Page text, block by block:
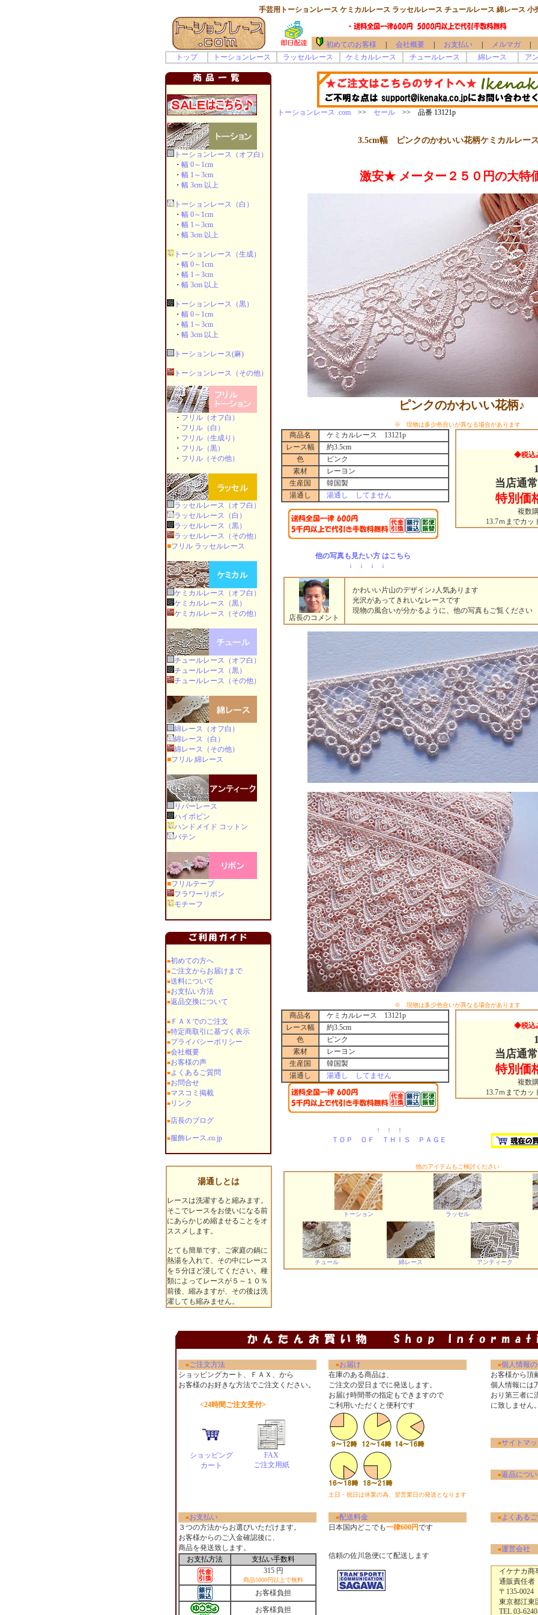
手芸用トーションレース ケミカルレース ラッセルレース チュールレース 綿レース 小
初めてのお客様 会社概要| お支払い| メルマガ|
トップ
トーションレース ラッセルレース ケミカルレース チュールレース 綿レース ア
トーションレース（オフ白）
・ 幅 0～1cm
・ 幅 1～3cm
・ 幅 3cm 以上
トーションレース（白）
・ 幅 0～1cm
・ 幅 1～3cm
・ 幅 3cm 以上
トーションレース（生成）
・ 幅 0～1cm
・ 幅 1～3cm
・ 幅 3cm 以上
トーションレース（黒）
・ 幅 0～1cm
・ 幅 1～3cm
・ 幅 3cm 以上
トーションレース(麻)
トーションレース（その他）
・ フリル（オフ白）
・ フリル（白）
・ フリル（生成り）
・ フリル（黒）
・ フリル（その他）
ラッセルレース（オフ白）
ラッセルレース（白）
ラッセルレース（黒）
ラッセルレース（その他）
■フリル ラッセルレース
ケミカルレース（オフ白）
ケミカルレース（黒）
ケミカルレース（その他）
チュールレース（オフ白）
チュールレース（黒）
チュールレース（その他）
綿レース（オフ白）
綿レース（白）
綿レース（その他）
■フリル 綿レース
リバーレース
ハイボビン
ハンドメイド コットン
バテン
■フリルテープ
フラワーリボン
モチーフ
■初めての方へ
■ご注文からお届けまで
■送料について
■お支払い方法
■返品交換について
■ＦＡＸでのご注文
■特定商取引に基づく表示
■プライバシーポリシー
■会社概要
■お客様の声
■よくあるご質問
■お問合せ
■マスコミ掲載
■リンク
■店長のブログ
■服飾レース.co.jp
湯通しとは
レースは洗濯すると縮みます。
そこでレースをお使いになる前
にあらかじめ縮ませることをオ
ススメします。
とても簡単です。ご家庭の鍋に
熱湯を入れて、その中にレース
を５分ほど浸してください。種
類によってレースが５～１０％
前後、縮みますが、その後は洗
濯しても縮みません。
トーションレース .com>> セール>> 品番 13121p
3.5cm幅 ピンクのかわいい花柄ケミカルレー
激安★ メーター２５０円の大特
ピンクのかわいい花柄♪
※ 現物は多少色合いが異なる場合があります
商品名
ケミカルレース 13121p
レース幅
約3.5cm
色
ピンク
素材
レーヨン
生産国
韓国製
湯通し
湯通し してません
◆税込
当店通
特別
複数
13.7ｍまでカッ
他の写真も見たい方 はこちら
↓ ↓ ↓ ↓
店長のコメント
かわいい片山のデザイン♪人気あります
光沢があってきれいなレースです
現物の風合いが分かるように、他の写真もご覧くださ
※ 現物は多少色合いが異なる場合があります
商品名
ケミカルレース 13121p
レース幅
約3.5cm
色
ピンク
素材
レーヨン
生産国
韓国製
湯通し
湯通し してません
◆税込
当店通
特別
複数
13.7ｍまでカッ
↑ ↑ ↑
ＴＯＰ ＯＦ ＴＨＩＳ ＰＡＧＥ
他のアイテムもご検討ください
トーション ラッセル
チュール 綿レース アンティーク
■ご注文方法 ■お届け ■個人情報
ショッピングカート、ＦＡＸ、から
お客様のお好きな方法でご注文ください。
<24時間ご注文受付>
ショッピング
カート
FAX
ご注文用紙
在庫のある商品は、
ご注文の翌日までに発送します。
お届け時間帯の指定もできますので
ご利用いただくと便利です
土日・祝日は休業の為、翌営業日の発送となります
お客様から頂
個人情報には
おり第三者に
に致しません
■サイトマ
■返品につ
■お支払い
３つの方法からお選びいただけます。
お客様からのご入金確認後に、
商品を発送致します。
お支払方法
支払い手数料
315 円
商品5000円以上で無料
お客様負担
お客様負担
■配送料金
日本国内どこでも一律600円です
信頼の佐川急便にて配送します
■よくある
■運営会社
イケナカ商
通販責任
〒135-0024
東京都江東
TEL 03-